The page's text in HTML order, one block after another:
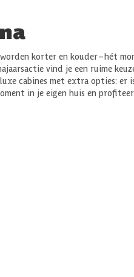
korter en kouder – hét
vind je een ruime
cabines met extra opties: er
in je eigen huis en